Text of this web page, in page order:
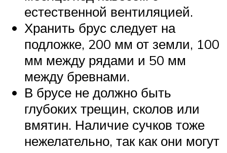
естественной вентиляцией.
Хранить брус следует на
подложке, 200 мм от земли, 100
мм между рядами и 50 мм
между бревнами.
В брусе не должно быть
глубоких трещин, сколов или
вмятин. Наличие сучков тоже
нежелательно, так как они могут